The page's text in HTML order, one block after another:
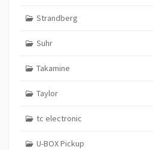
Strandberg
Suhr
Takamine
Taylor
tc electronic
U-BOX Pickup